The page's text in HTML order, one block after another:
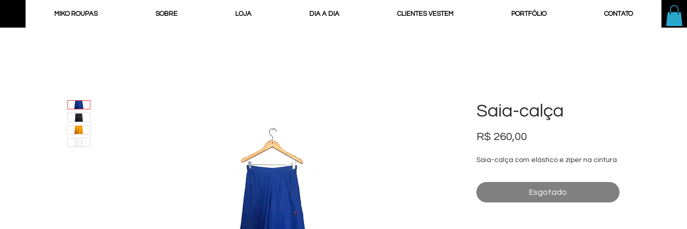
MIKO ROUPAS SOBRE LOJA DIA A DIA CLIENTES VESTEM PORTFÓLIO CONTATO
Saia-calça
R$ 260,00
Saia-calça com elástico e zíper na cintura
Esgotado